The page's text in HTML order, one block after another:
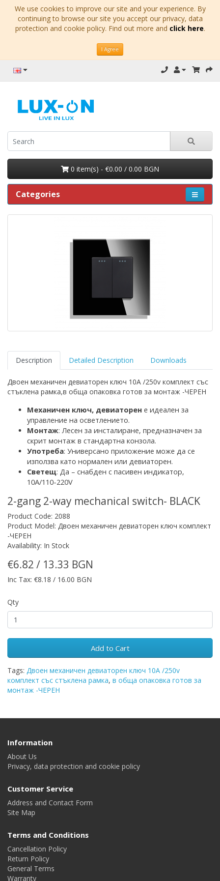
We use cookies to improve our site and your experience. By
continuing to browse our site you accept our privacy, data
protection and cookie policy. Find out more and click here.
I Agree
0 item(s) - €0.00 / 0.00 BGN
Categories
Description Detailed Description Downloads
Двоен механичен девиаторен ключ 10A /250v комплект със
стъклена рамка,в обща опаковка готов за монтаж -ЧЕРЕН
Механичен ключ, девиаторен е идеален за
управление на осветлението.
Монтаж: Лесен за инсталиране, предназначен за
скрит монтаж в стандартна конзола.
Употреба: Универсано приложение може да се
използва като нормален или девиаторен.
Светещ: Да – снабден с пасивен индикатор,
10A/110-220V
2-gang 2-way mechanical switch- BLACK
Product Code: 2088
Product Model: Двоен механичен девиаторен ключ комплект
-ЧЕРЕН
Availability: In Stock
€6.82 / 13.33 BGN
Inc Tax: €8.18 / 16.00 BGN
Qty
Add to Cart
Tags: Двоен механичен девиаторен ключ 10A /250v
комплект със стъклена рамка, в обща опаковка готов за
монтаж -ЧЕРЕН
Information
About Us
Privacy, data protection and cookie policy
Customer Service
Address and Contact Form
Site Map
Terms and Conditions
Cancellation Policy
Return Policy
General Terms
Warranty